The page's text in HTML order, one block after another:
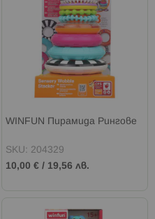
WINFUN Пирамида Рингове
SKU: 204329
10,00 € / 19,56 лв.